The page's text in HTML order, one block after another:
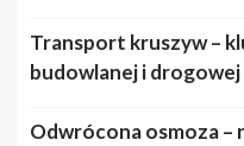
Transport kruszyw –
budowlanej i drogowej
Odwrócona osmoza